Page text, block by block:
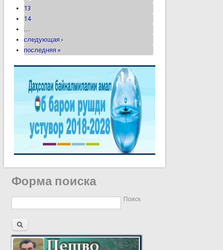
13
14
…
следующая ›
последняя »
Форма поиска
Поиск